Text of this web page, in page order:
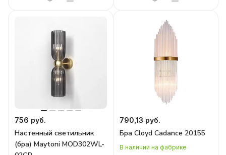
756 руб.
Настенный светильник
(бра) Maytoni MOD302WL-
790,13 руб.
Бра Cloyd Cadance 20155
В наличии на фабрике